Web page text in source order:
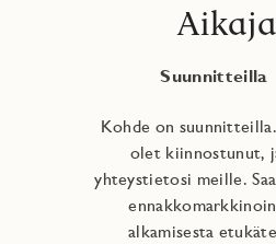
Suunnitteilla
Kohde on
olet kiinnostunut,
yhteystietosi meille.
alkamisesta